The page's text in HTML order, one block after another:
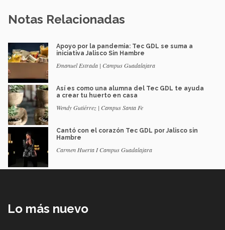
Notas Relacionadas
Apoyo por la pandemia: Tec GDL se suma a
iniciativa Jalisco Sin Hambre
Emanuel Estrada | Campus Guadalajara
Así es como una alumna del Tec GDL te ayuda
a crear tu huerto en casa
Wendy Gutiérrez | Campus Santa Fe
Cantó con el corazón Tec GDL por Jalisco sin
Hambre
Carmen Huerta I Campus Guadalajara
Lo más nuevo